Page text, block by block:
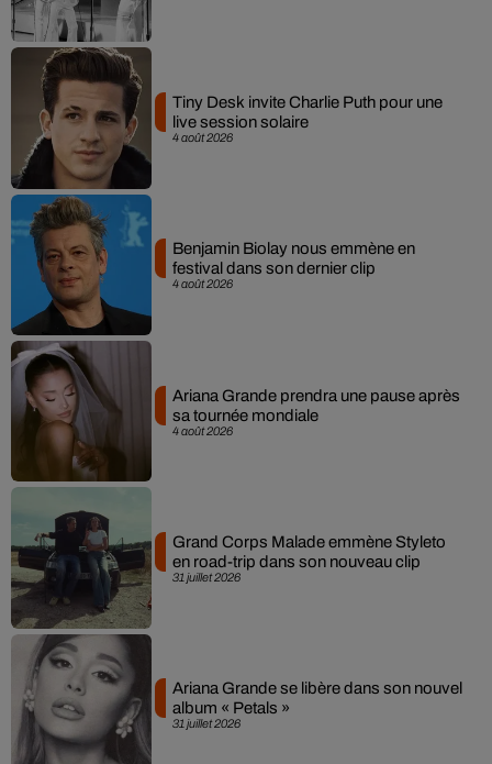
4 août 2026
Tiny Desk invite Charlie Puth pour une
live session solaire
4 août 2026
Benjamin Biolay nous emmène en
festival dans son dernier clip
4 août 2026
Ariana Grande prendra une pause après
sa tournée mondiale
31 juillet 2026
Grand Corps Malade emmène Styleto
en road-trip dans son nouveau clip
31 juillet 2026
Ariana Grande se libère dans son nouvel
album « Petals »